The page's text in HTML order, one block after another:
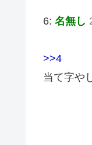
6: 名無し
>>4
当て字や